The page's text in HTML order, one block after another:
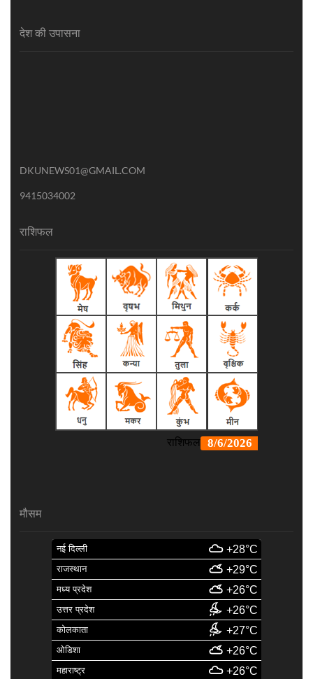
देश की उपासना
DKUNEWS01@GMAIL.COM
9415034002
राशिफल
मौसम
नई दिल्ली +28°C
राजस्थान +29°C
मध्य प्रदेश +26°C
उत्तर प्रदेश +26°C
कोलकाता +27°C
ओडिशा +26°C
महाराष्ट्र +26°C